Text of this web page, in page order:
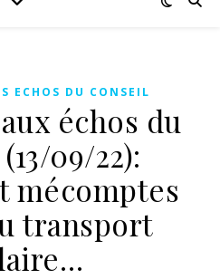
ECHOS DU CONSEIL
échos du
09/22):
mécomptes
transport